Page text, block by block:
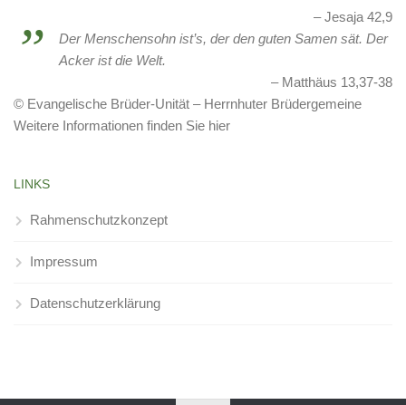
Jesaja 42,9
Der Menschensohn ist’s, der den guten Samen sät. Der
Acker ist die Welt.
Matthäus 13,37-38
© Evangelische Brüder-Unität – Herrnhuter Brüdergemeine
Weitere Informationen finden Sie hier
LINKS
Rahmenschutzkonzept
Impressum
Datenschutzerklärung